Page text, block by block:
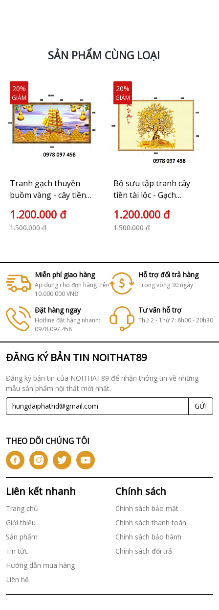
SẢN PHẨM CÙNG LOẠI
Tranh gạch thuyền
buồm vàng - cây tiền
1.200.000 đ
1.500.000 ₫
20%
GIẢM
Bộ sưu tập tranh cây
tiền tài lộc - Gạch
1.200.000 đ
1.500.000 ₫
20%
GIẢM
Miễn phí giao hàng
Áp dụng cho đơn hàng trên
10.000.000 VNĐ
Hỗ trợ đổi trả hàng
Trong vòng 30 ngày
Đặt hàng ngay
Hotline đặt hàng nhanh:
0978.097.458
Tư vấn hỗ trợ
Thứ 2 - Thứ 7: 8h00 - 20h30
ĐĂNG KÝ BẢN TIN NOITHAT89
Đăng ký bản tin của NOITHAT89 để nhận thông tin về những
mẫu sản phẩm nội thất mới nhất.
GỬI
THEO DÕI CHÚNG TÔI
Liên kết nhanh
Trang chủ
Giới thiệu
Sản phẩm
Tin tức
Hướng dẫn mua hàng
Liên hệ
Chính sách
Chính sách bảo mật
Chính sách thanh toán
Chính sách bảo hành
Chính sách đổi trả